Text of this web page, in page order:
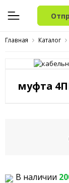
Главная Каталог
муфта
В наличии